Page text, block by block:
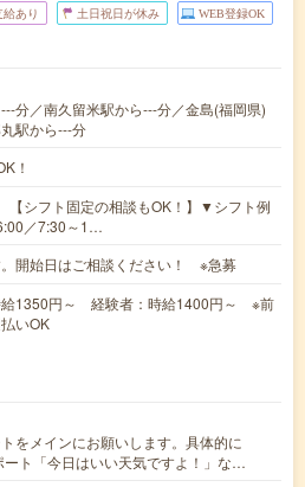
あり 土日祝日が休み WEB登録OK
分／南久留米駅から---分／金島(福岡県)
駅から---分
！
シフト固定の相談もOK！】▼シフト例
／7:30～1…
開始日はご相談ください！ ※急募
給1350円～ 経験者：時給1400円～ ※前
いOK
をメインにお願いします。具体的に
ト「今日はいい天気ですよ！」な…